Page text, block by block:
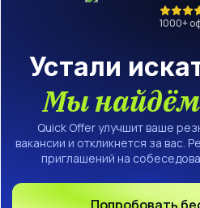
1000+
Устали
Мы найдём
Quick Offer улучшит ваше
вакансии и откликнется за вас.
приглашений на